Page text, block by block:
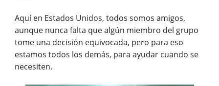
Aquí en Estados Unidos, todos somos amigos,
aunque nunca falta que algún miembro del grupo
tome una decisión equivocada, pero para eso
estamos todos los demás, para ayudar cuando se
necesiten.